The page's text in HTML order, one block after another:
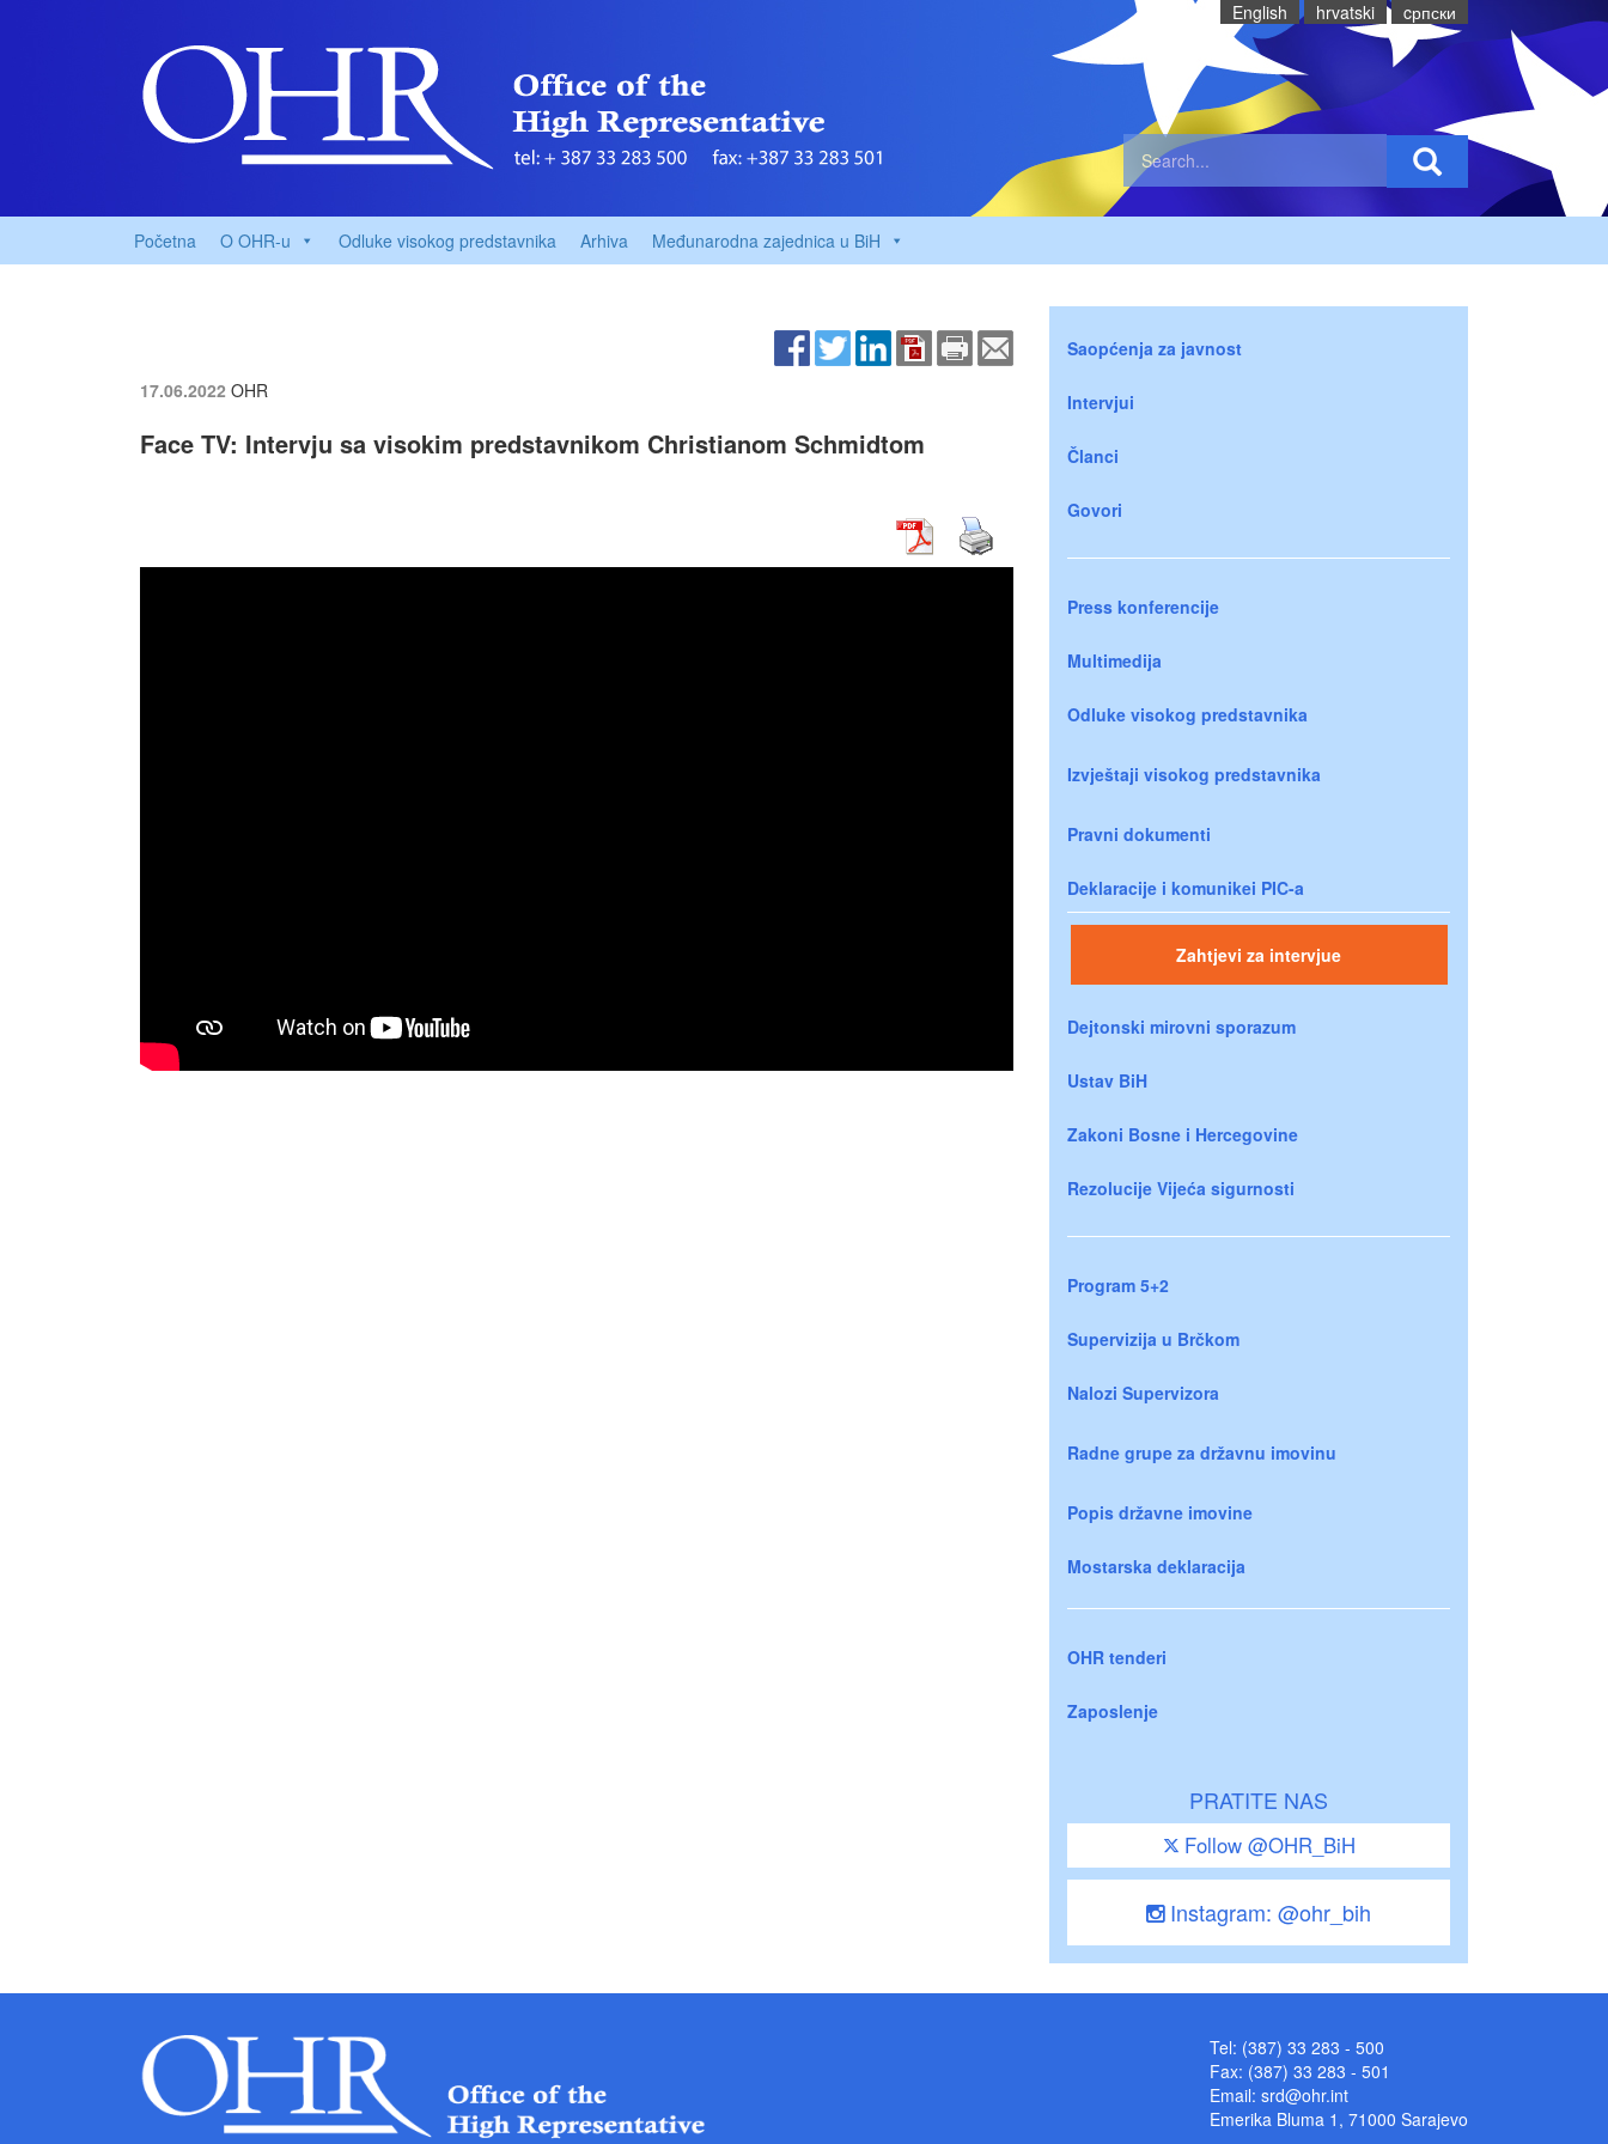
English hrvatski cрпски
Početna O OHR-u Odluke visokog predstavnika Arhiva Međunarodna zajednica u BiH
17.06.2022 OHR
Face TV: Intervju sa visokim predstavnikom Christianom Schmidtom
Saopćenja za javnost
Intervjui
Članci
Govori
Press konferencije
Multimedija
Odluke visokog predstavnika
Izvještaji visokog predstavnika
Pravni dokumenti
Deklaracije i komunikei PIC-a
Zahtjevi za intervjue
Dejtonski mirovni sporazum
Ustav BiH
Zakoni Bosne i Hercegovine
Rezolucije Vijeća sigurnosti
Program 5+2
Supervizija u Brčkom
Nalozi Supervizora
Radne grupe za državnu imovinu
Popis državne imovine
Mostarska deklaracija
OHR tenderi
Zaposlenje
PRATITE NAS
Follow @OHR_BiH
Instagram: @ohr_bih
Tel: (387) 33 283 - 500
Fax: (387) 33 283 - 501
Email: srd@ohr.int
Emerika Bluma 1, 71000 Sarajevo